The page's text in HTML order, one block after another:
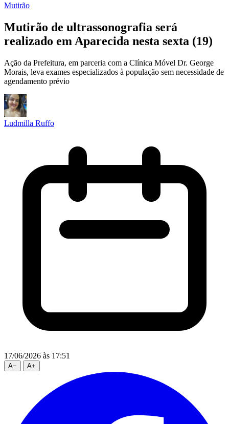
Mutirão
Mutirão de ultrassonografia será
realizado em Aparecida nesta sexta (19)
Ação da Prefeitura, em parceria com a Clínica Móvel Dr. George
Morais, leva exames especializados à população sem necessidade de
agendamento prévio
Ludmilla Ruffo
17/06/2026 às 17:51
A− A+